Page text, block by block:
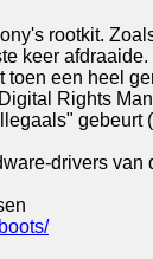
rootkit.
keer
een heel
Rights
drivers